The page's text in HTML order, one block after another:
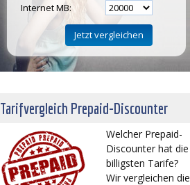
Internet MB:
Tarifvergleich Prepaid-Discounter
Welcher Prepaid-
Discounter hat die
billigsten Tarife?
Wir vergleichen die